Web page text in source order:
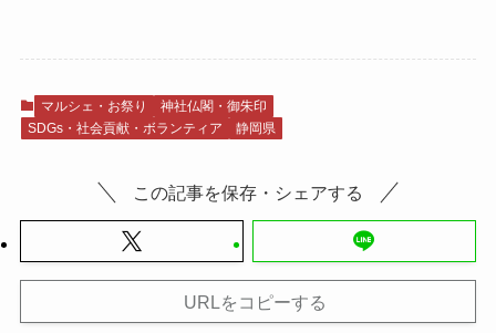
マルシェ・お祭り
神社仏閣・御朱印
SDGs・社会貢献・ボランティア
静岡県
この記事を保存・シェアする
URLをコピーする